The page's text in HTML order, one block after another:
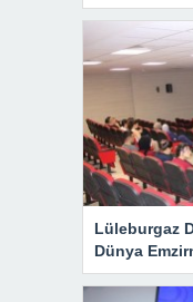
Lüleburgaz
Dünya